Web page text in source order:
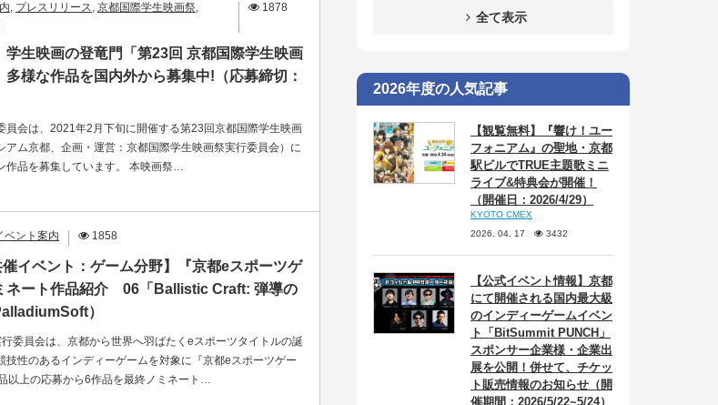
, プレスリリース, 京都国際学生映画祭,
1878
学生映画の登竜門「第23回 京都国際学生映画
様な作品を国内外から募集中!（応募締切：
員会は、2021年2月下旬に開催する第23回京都国際学生映画
アム京都、企画・運営：京都国際学生映画祭実行委員会）に
作品を募集しています。 本映画祭…
ベント案内 1858
催イベント：ゲーム分野】『京都eスポーツゲ
ネート作品紹介 06「Ballistic Craft: 弾導の
）
委員会は、京都から世界へ羽ばたくeスポーツタイトルの誕
技性のあるインディーゲームを対象に『京都eスポーツゲー
以上の応募から6作品を最終ノミネート…
全て表示
2026年度の人気記事
【観覧無料】『響け！ユー
フォニアム』の聖地・京都
駅ビルでTRUE主題歌ミニ
ライブ&特典会が開催！
（開催日：2026/4/29）
KYOTO CMEX
2026. 04. 17
3432
【公式イベント情報】京都
にて開催される国内最大級
のインディーゲームイベン
ト「BitSummit PUNCH」
スポンサー企業様・企業出
展を公開！併せて、チケッ
ト販売情報のお知らせ（開
催期間：2026/5/22~5/24）